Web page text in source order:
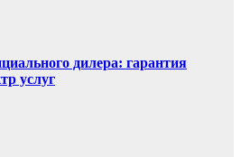
дилера: гарантия
услуг